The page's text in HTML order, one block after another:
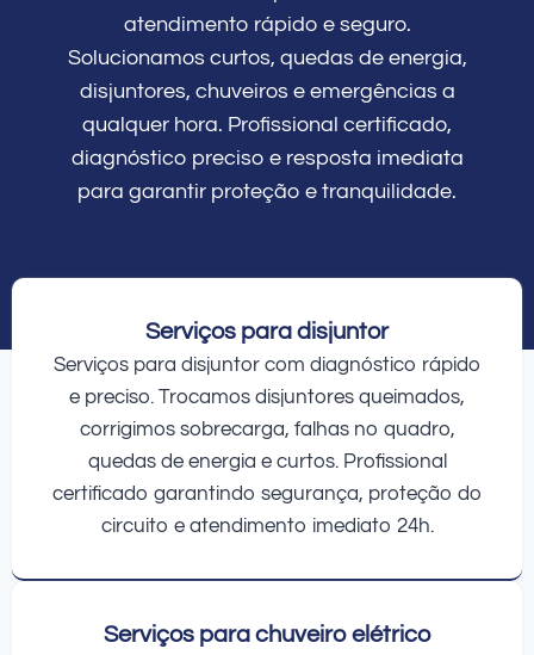
atendimento rápido e seguro.
Solucionamos curtos, quedas de energia,
disjuntores, chuveiros e emergências a
qualquer hora. Profissional certificado,
diagnóstico preciso e resposta imediata
para garantir proteção e tranquilidade.
Serviços para disjuntor
Serviços para disjuntor com diagnóstico rápido
e preciso. Trocamos disjuntores queimados,
corrigimos sobrecarga, falhas no quadro,
quedas de energia e curtos. Profissional
certificado garantindo segurança, proteção do
circuito e atendimento imediato 24h.
Serviços para chuveiro elétrico